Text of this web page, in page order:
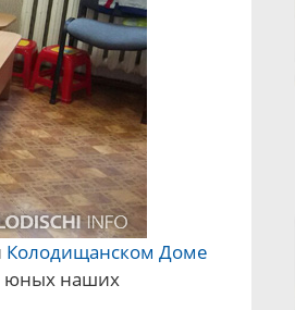
Колодищанском Доме
юных наших